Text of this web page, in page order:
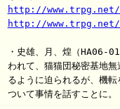
http://www.trpg.net/
http://www.trpg.net/
・史雄、月、煌（HA06-
われて、猫猫団秘密基地
るように迫られるが、機
ついて事情を話すことに。